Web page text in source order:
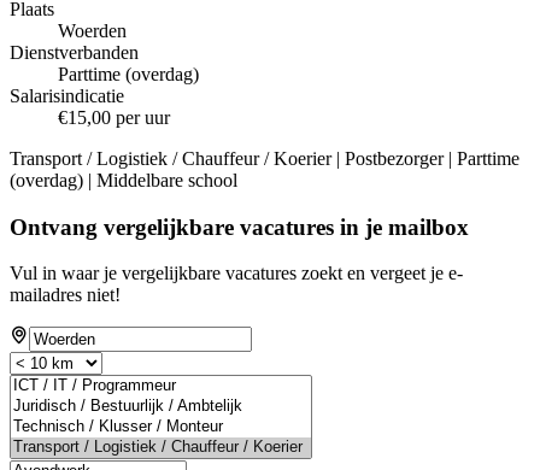
Plaats
Woerden
Dienstverbanden
Parttime (overdag)
Salarisindicatie
€15,00 per uur
Transport / Logistiek / Chauffeur / Koerier | Postbezorger | Parttime
(overdag) | Middelbare school
Ontvang vergelijkbare vacatures in je mailbox
Vul in waar je vergelijkbare vacatures zoekt en vergeet je e-
mailadres niet!